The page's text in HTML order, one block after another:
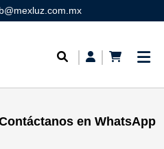
en WhatsApp